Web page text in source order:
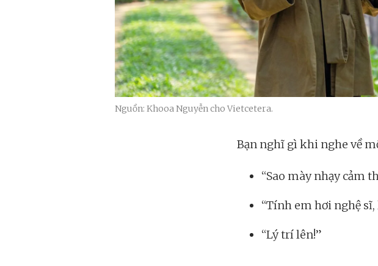
Nguồn: Khooa Nguyễn cho Vietcetera.
Bạn nghĩ gì khi nghe về
“Sao mày nhạy cảm
“Tính em hơi nghệ
“Lý trí lên!”